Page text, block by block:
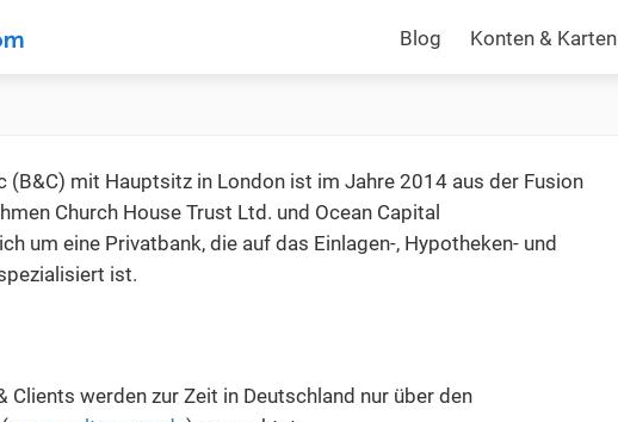
Blog Konten & Karten
(B&C) mit Hauptsitz in London ist im Jahre 2014 aus der Fusion
Church House Trust Ltd. und Ocean Capital
um eine Privatbank, die auf das Einlagen-, Hypotheken- und
ist.
Clients werden zur Zeit in Deutschland nur über den